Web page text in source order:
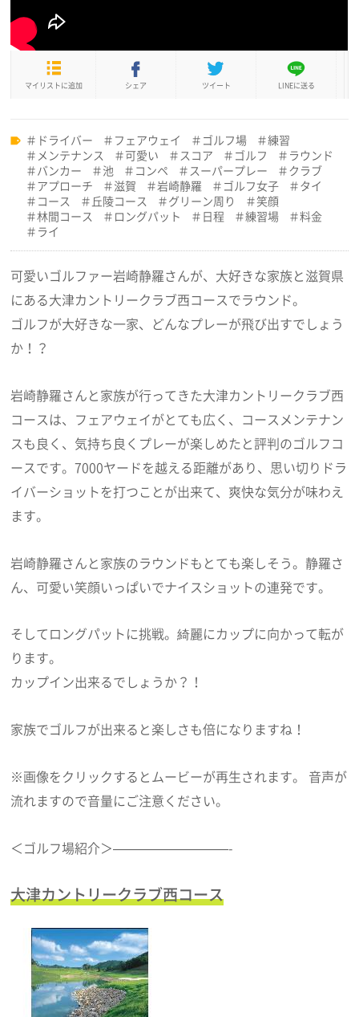
マイリストに追加 シェア ツイート LINEに送る
ドライバー フェアウェイ ゴルフ場
練習
メンテナンス
可愛い スコア ゴルフ
ラウンド
バンカー
池 コンペ スーパープレー
クラブ
アプローチ
滋賀 岩崎静羅 ゴルフ女子
タイ
コース
丘陵コース グリーン周り
笑顔
林間コース
ロングパット 日程 練習場
料金
ライ
可愛いゴルファー岩崎静羅さんが、大好きな家族と滋賀県
にある大津カントリークラブ西コースでラウンド。
ゴルフが大好きな一家、どんなプレーが飛び出すでしょう
か！？
岩崎静羅さんと家族が行ってきた大津カントリークラブ西
コースは、フェアウェイがとても広く、コースメンテナン
スも良く、気持ち良くプレーが楽しめたと評判のゴルフコ
ースです。7000ヤードを越える距離があり、思い切りドラ
イバーショットを打つことが出来て、爽快な気分が味わえ
ます。
岩崎静羅さんと家族のラウンドもとても楽しそう。静羅さ
ん、可愛い笑顔いっぱいでナイスショットの連発です。
そしてロングパットに挑戦。綺麗にカップに向かって転が
ります。
カップイン出来るでしょうか？！
家族でゴルフが出来ると楽しさも倍になりますね！
※画像をクリックするとムービーが再生されます。 音声が
流れますので音量にご注意ください。
＜ゴルフ場紹介＞—————————-
大津カントリークラブ西コース